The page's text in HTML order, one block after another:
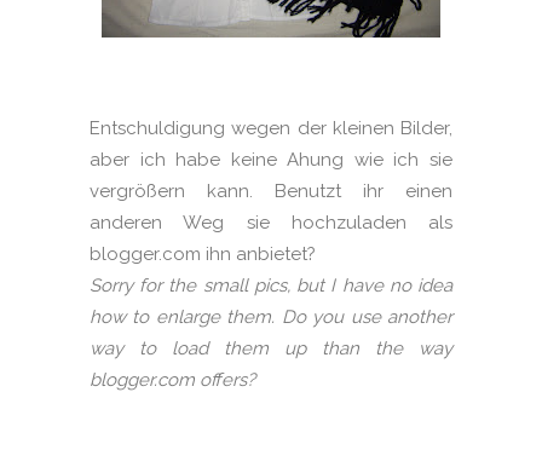
Entschuldigung wegen der kleinen Bilder,
aber ich habe keine Ahung wie ich sie
vergrößern kann. Benutzt ihr einen
anderen Weg sie hochzuladen als
blogger.com ihn anbietet?
Sorry for the small pics, but I have no idea
how to enlarge them. Do you use another
way to load them up than the way
blogger.com offers?